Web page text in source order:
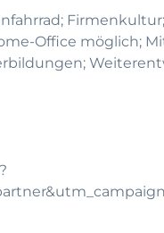
Office möglich;